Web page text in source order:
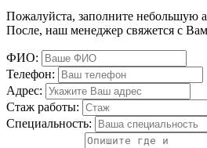
Пожалуйста, заполните небольшую
После, наш менеджер свяжется с
ФИО:
Телефон:
Адрес:
Стаж работы:
Специальность: